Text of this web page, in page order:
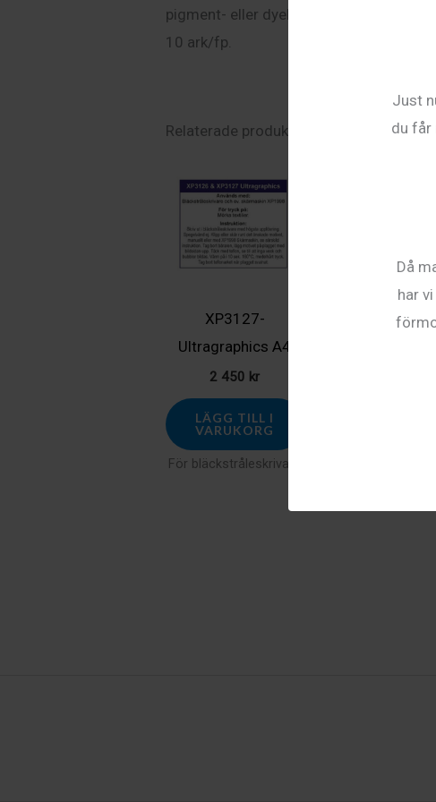
Just
du får
Då
har
pigment- eller dyebaserat bläck. Bra
10 ark/fp.
Relaterade produkter
XP3127-
Ultragraphics A4
2 450 kr
LÄGG TILL I
VARUKORG
För bläckstråleskrivare
FE200 – Subli-